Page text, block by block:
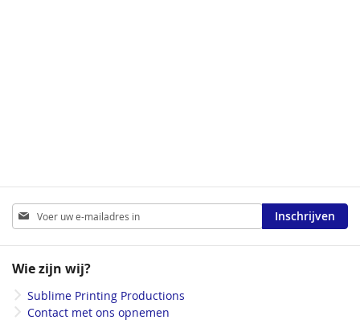
Abonneer
u
op
nieuwsbrief
Inschrijven
Wie zijn wij?
Sublime Printing Productions
Contact met ons opnemen